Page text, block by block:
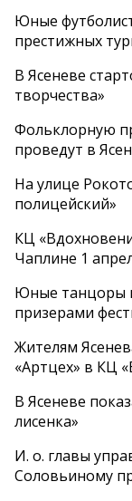
Юные
престижных
В Ясеневе
творчества»
Фольклорную
проведут в
На улице
полицейский»
КЦ
Чаплине 1
Юные танцоры
призерами
Жителям
«Артцех» в КЦ
В Ясеневе
лисенка»
И. о. главы
Соловьиному